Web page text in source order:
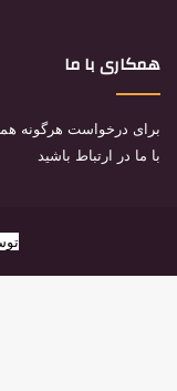
همکاری با ما
برای درخواست هرگونه
با ما در ارتباط باشید